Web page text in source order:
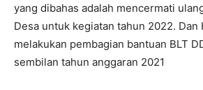
yang dibahas adalah mencermati
Desa untuk kegiatan tahun 2022. Dan
melakukan pembagian bantuan BLT
sembilan tahun anggaran 2021